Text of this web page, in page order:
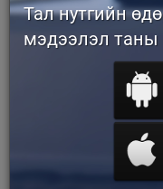
Тал нутгийн
мэдээлэл таны